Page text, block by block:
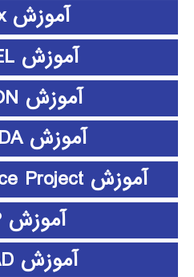
آموزش Latex
آموزش LISREL
آموزش LUMION
آموزش MAXQDA
آموزش Microsoft Office Project
آموزش PHP
آموزش PSCAD